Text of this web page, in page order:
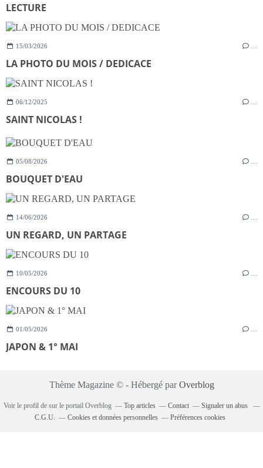
LECTURE
15/03/2026
LA PHOTO DU MOIS / DEDICACE
06/12/2025
SAINT NICOLAS !
05/08/2026
BOUQUET D'EAU
14/06/2026
UN REGARD, UN PARTAGE
10/05/2026
ENCOURS DU 10
01/05/2026
JAPON & 1° MAI
Thème Magazine © - Hébergé parOverblog
Voir le profil de sur le portail Overblog Top articles Contact
Signaler un abus
C.G.U.
Cookies et données personnelles Préférences cookies